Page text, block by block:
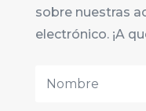
sobre nuestras
electrónico. ¡A